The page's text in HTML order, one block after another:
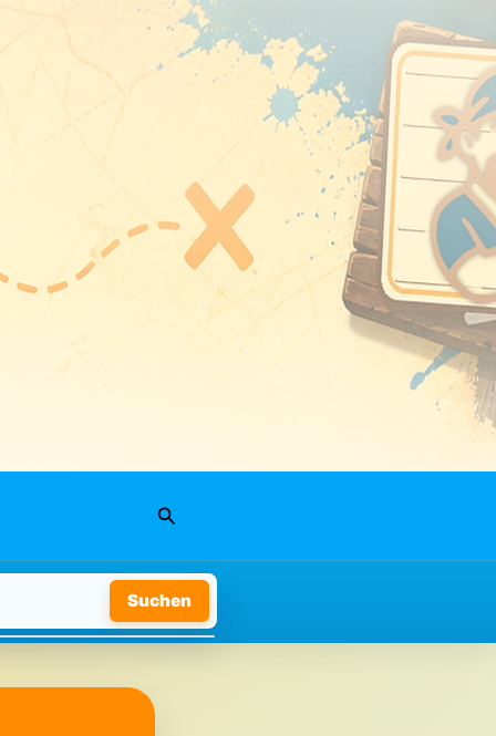
Suchen
Suchen